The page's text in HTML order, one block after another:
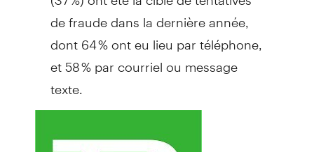
de fraude dans la dernière année,
dont 64 % ont eu lieu par téléphone,
et 58 % par courriel ou message
texte.